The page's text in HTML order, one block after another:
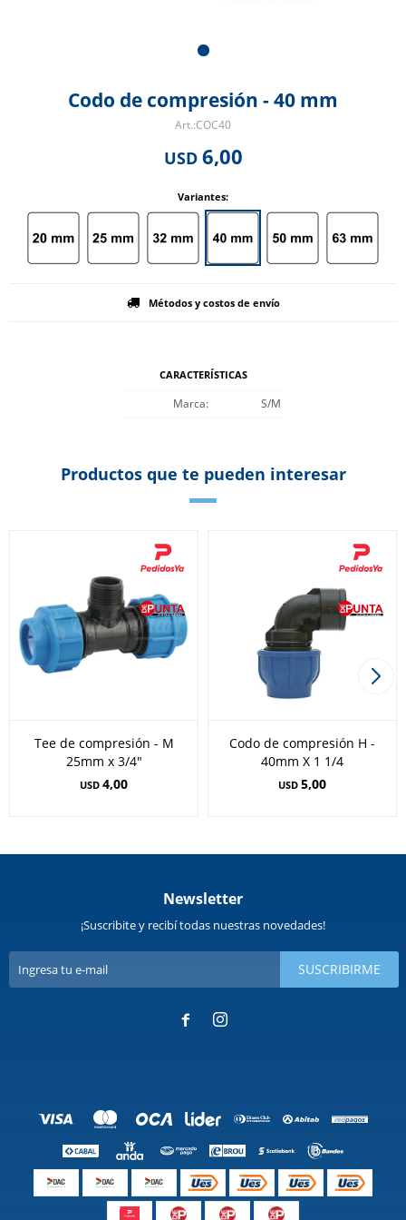
Codo de compresión - 40 mm
COC40
USD 6,00
Variantes:
Métodos y costos de envío
CARACTERÍSTICAS
Marca S/M
Productos que te pueden interesar
Tee de compresión - M
25mm x 3/4"
USD 4,00
Codo de compresión H -
40mm X 1 1/4
USD 5,00
Newsletter
¡Suscribite y recibí todas nuestras novedades!
SUSCRIBIRME
 